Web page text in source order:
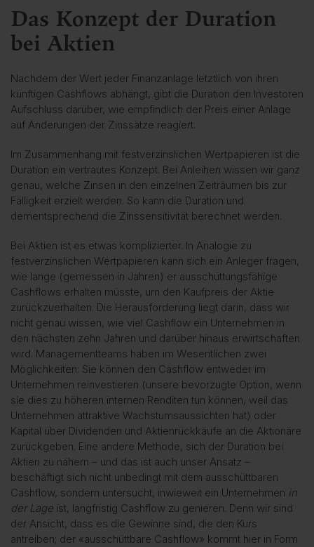
Das Konzept der Duration
bei Aktien
Nachdem der Wert jeder Finanzanlage letztlich von ihren
künftigen Cashflows abhängt, gibt die Duration den Investoren
Aufschluss darüber, wie empfindlich der Preis einer Anlage
auf Änderungen der Zinssätze reagiert.
Im Zusammenhang mit festverzinslichen Wertpapieren ist die
Duration ein vertrautes Konzept. Bei Anleihen wissen wir ganz
genau, welche Zinsen in den einzelnen Zeiträumen bis zur
Fälligkeit erzielt werden. So kann die Duration und
dementsprechend die Zinssensitivität berechnet werden.
Bei Aktien ist es etwas komplizierter. In Analogie zu
festverzinslichen Wertpapieren kann sich ein Anleger fragen,
wie lange (gemessen in Jahren) er ausschüttungsfähige
Cashflows erhalten müsste, um den Kaufpreis der Aktie
zurückzuerhalten. Die Herausforderung liegt darin, dass wir
nicht genau wissen, wie viel Cashflow ein Unternehmen in
den nächsten zehn Jahren und darüber hinaus erwirtschaften
wird. Managementteams haben im Wesentlichen zwei
Möglichkeiten: Sie können den Cashflow entweder im
Unternehmen reinvestieren (unsere bevorzugte Option, wenn
sie dies zu höheren internen Renditen tun können, weil das
Unternehmen attraktive Wachstumsaussichten hat) oder
Kapital über Dividenden und Aktienrückkäufe an die Aktionäre
zurückgeben. Eine andere Methode, sich der Duration bei
Aktien zu nähern – und das ist auch unser Ansatz –
beschäftigt sich nicht unbedingt mit dem ausschüttbaren
Cashflow, sondern untersucht, inwieweit ein Unternehmen in
der Lage ist, langfristig Cashflow zu genieren. Denn wir sind
der Ansicht, dass es die Gewinne sind, die den Kurs
antreiben; der «ausschüttbare Cashflow» kommt hier in Form